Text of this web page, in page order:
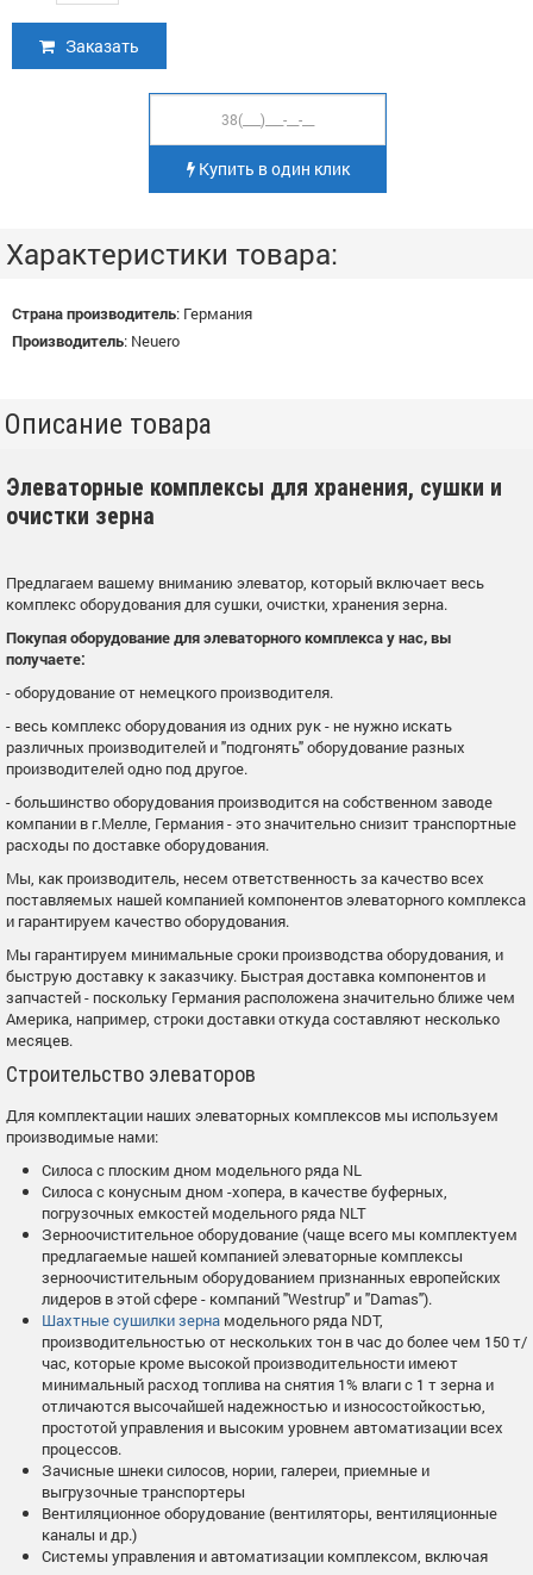
Заказать
Купить в один клик
Характеристики товара:
Страна производитель: Германия
Производитель: Neuero
Описание товара
Элеваторные комплексы для хранения, сушки и
очистки зерна
Предлагаем вашему вниманию элеватор, который включает весь
комплекс оборудования для сушки, очистки, хранения зерна.
Покупая оборудование для элеваторного комплекса у нас, вы
получаете:
- оборудование от немецкого производителя.
- весь комплекс оборудования из одних рук - не нужно искать
различных производителей и "подгонять" оборудование разных
производителей одно под другое.
- большинство оборудования производится на собственном заводе
компании в г.Мелле, Германия - это значительно снизит транспортные
расходы по доставке оборудования.
Мы, как производитель, несем ответственность за качество всех
поставляемых нашей компанией компонентов элеваторного комплекса
и гарантируем качество оборудования.
Мы гарантируем минимальные сроки производства оборудования, и
быструю доставку к заказчику. Быстрая доставка компонентов и
запчастей - поскольку Германия расположена значительно ближе чем
Америка, например, строки доставки откуда составляют несколько
месяцев.
Строительство элеваторов
Для комплектации наших элеваторных комплексов мы используем
производимые нами:
Силоса с плоским дном модельного ряда NL
Силоса с конусным дном -хопера, в качестве буферных,
погрузочных емкостей модельного ряда NLT
Зерноочистительное оборудование (чаще всего мы комплектуем
предлагаемые нашей компанией элеваторные комплексы
зерноочистительным оборудованием признанных европейских
лидеров в этой сфере - компаний "Westrup" и "Damas").
Шахтные сушилки зерна модельного ряда NDT,
производительностью от нескольких тон в час до более чем 150 т/
час, которые кроме высокой производительности имеют
минимальный расход топлива на снятия 1% влаги с 1 т зерна и
отличаются высочайшей надежностью и износостойкостью,
простотой управления и высоким уровнем автоматизации всех
процессов.
Зачисные шнеки силосов, нории, галереи, приемные и
выгрузочные транспортеры
Вентиляционное оборудование (вентиляторы, вентиляционные
каналы и др.)
Системы управления и автоматизации комплексом, включая